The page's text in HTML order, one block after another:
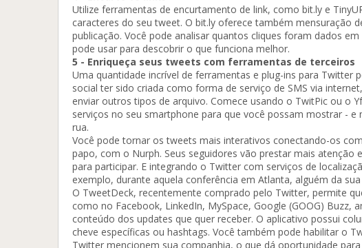
Utilize ferramentas de encurtamento de link, como bit.ly e
caracteres do seu tweet. O bit.ly oferece também mensuração
publicação. Você pode analisar quantos cliques foram dados
pode usar para descobrir o que funciona melhor.
5 - Enriqueça seus tweets com ferramentas de terceiros
Uma quantidade incrível de ferramentas e plug-ins para Twitter
social ter sido criada como forma de serviço de SMS via
enviar outros tipos de arquivo. Comece usando o TwitPic ou o
serviços no seu smartphone para que você possam mostrar -
rua.
Você pode tornar os tweets mais interativos conectando-os
papo, com o Nurph. Seus seguidores vão prestar mais atenção
para participar. E integrando o Twitter com serviços de
exemplo, durante aquela conferência em Atlanta, alguém da
O TweetDeck, recentemente comprado pelo Twitter, permite
como no Facebook, LinkedIn, MySpace, Google (GOOG) Buzz,
conteúdo dos updates que quer receber. O aplicativo possui
cheve específicas ou hashtags. Você também pode habilitar o
Twitter mencionem sua companhia, o que dá oportunidade